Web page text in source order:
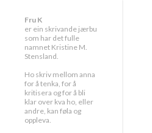
Fru K
er ein skrivande jærbu
som har det fulle
namnet Kristine M.
Stensland.
Ho skriv mellom anna
for å tenka, for å
kritisera og for å bli
klar over kva ho, eller
andre, kan føla og
oppleva.